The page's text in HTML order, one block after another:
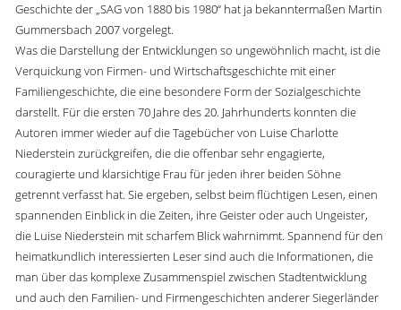
Geschichte der „SAG von 1880 bis 1980“ hat ja bekanntermaßen Martin
Gummersbach 2007 vorgelegt.
Was die Darstellung der Entwicklungen so ungewöhnlich macht, ist die
Verquickung von Firmen- und Wirtschaftsgeschichte mit einer
Familiengeschichte, die eine besondere Form der Sozialgeschichte
darstellt. Für die ersten 70 Jahre des 20. Jahrhunderts konnten die
Autoren immer wieder auf die Tagebücher von Luise Charlotte
Niederstein zurückgreifen, die die offenbar sehr engagierte,
couragierte und klarsichtige Frau für jeden ihrer beiden Söhne
getrennt verfasst hat. Sie ergeben, selbst beim flüchtigen Lesen, einen
spannenden Einblick in die Zeiten, ihre Geister oder auch Ungeister,
die Luise Niederstein mit scharfem Blick wahrnimmt. Spannend für den
heimatkundlich interessierten Leser sind auch die Informationen, die
man über das komplexe Zusammenspiel zwischen Stadtentwicklung
und auch den Familien- und Firmengeschichten anderer Siegerländer